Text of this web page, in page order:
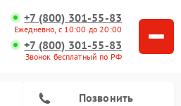
+7 (800) 301-55-83
Ежедневно, с 10:00 до 20:00
+7 (800) 301-55-83
Звонок бесплатный по РФ
Позвонить